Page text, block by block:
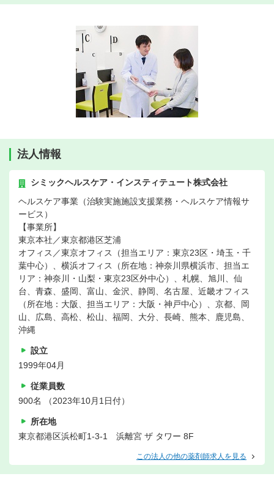
法人情報
シミックヘルスケア・インスティテュート株式会社
ヘルスケア事業（治験実施施設支援業務・ヘルスケア情報サ
ービス）
【事業所】
東京本社／東京都港区芝浦
オフィス／東京オフィス（担当エリア：東京23区・埼玉・千
葉中心）、横浜オフィス（所在地：神奈川県横浜市、担当エ
リア：神奈川・山梨・東京23区外中心）、札幌、旭川、仙
台、青森、盛岡、富山、金沢、静岡、名古屋、近畿オフィス
（所在地：大阪、担当エリア：大阪・神戸中心）、京都、岡
山、広島、高松、松山、福岡、大分、長崎、熊本、鹿児島、
沖縄
設立
1999年04月
従業員数
900名 （2023年10月1日付）
所在地
東京都港区浜松町1-3-1 浜離宮 ザ タワー 8F
この法人の他の薬剤師求人を見る